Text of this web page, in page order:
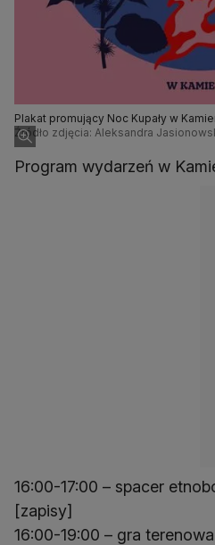
Plakat promujący Noc Kupały w
Źródło zdjęcia: Aleksandra
Program wydarzeń w
16:00-17:00 – spacer
[zapisy]
16:00-19:00 – gra